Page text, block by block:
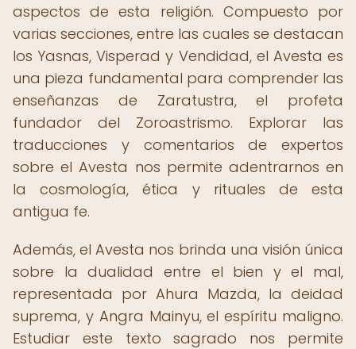
aspectos de esta religión. Compuesto por
varias secciones, entre las cuales se destacan
los Yasnas, Visperad y Vendidad, el Avesta es
una pieza fundamental para comprender las
enseñanzas de Zaratustra, el profeta
fundador del Zoroastrismo. Explorar las
traducciones y comentarios de expertos
sobre el Avesta nos permite adentrarnos en
la cosmología, ética y rituales de esta
antigua fe.
Además, el Avesta nos brinda una visión única
sobre la dualidad entre el bien y el mal,
representada por Ahura Mazda, la deidad
suprema, y Angra Mainyu, el espíritu maligno.
Estudiar este texto sagrado nos permite